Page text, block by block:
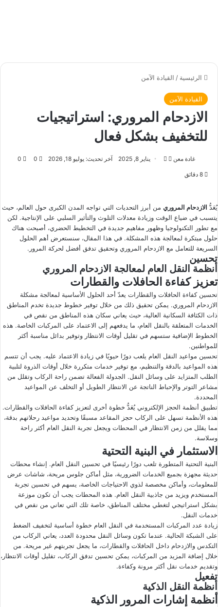
الرئيسية / القيادة الآمن
القيادة الآمن
الازدحام المروري: استراتيجيات
للتخفيف بشكل فعال
غادة معن
ت
ع
ل
ى
X
ر
ي
د
ا
إ
ل
ك
ت
ر
و
ن
يناير 8, 2025 آخر تحديث: يوليو 18, 2026 0
0
يُعَدُّ الازدحام المروري من أبرز التحديات التي تواجه المدن الكبرى حول العالم، حيث
يتسبب في ضياع الوقت وزيادة معدلات التلوث والتأثير السلبي على الإنتاجية. لكن
مع تطور التكنولوجيا وظهور مفاهيم جديدة في التخطيط الحضري، أصبحت هناك
حلول مبتكرة لمعالجة هذه المشكلة. في هذا المقال، سنستعرض أهم الحلول
السريعة للتعامل مع الازدحام المروري وتحقيق تدفق أفضل لحركة المرور.
تحسين
أنظمة النقل العام لمعالجة الازدحام المروري
تعزيز كفاءة الحافلات والقطارات
تحسين كفاءة الحافلات والقطارات يعدّ أحد الحلول الأساسية لمعالجة مشكلة
الازدحام المروري. يمكن تحقيق ذلك من خلال توفير خطوط جديدة تخدم المناطق
ذات الكثافة السكانية العالية، حيث يعاني سكان هذه المناطق من نقص في
الخدمات المتعلقة بالنقل العام، ما يدفعهم إلى الاعتماد على المركبات الخاصة. هذه
الخطوط الإضافية ستسهم في تقليل أوقات الانتظار وتوفير بدائل مناسبة أكثر
للمواطنين.
تحسين مواعيد النقل العام يلعب دورًا حيويًا في زيادة الاعتماد عليه. يجب أن تتسم
هذه المواعيد بالدقة والتنظيم، مع توفير خدمات متكررة خلال أوقات الذروة لتلبية
الطلب المتزايد على وسائل النقل. الجدولة الفعالة تضمن راحة الركاب وتقلل من
مشاعر التوتر والإحباط الناتجة عن الانتظار الطويل أو التخلف عن المواعيد
المحددة.
تطبيق أنظمة الحجز الإلكتروني يُعَدُّ خطوة أخرى لتعزيز كفاءة الحافلات والقطارات.
هذه الأنظمة تسهل على الركاب حجز المقاعد مسبقًا وتحديد مواعيد رحلاتهم بدقة،
مما يقلل من زمن الانتظار في المحطات ويجعل تجربة النقل العام أكثر راحة
وسلاسة.
الاستثمار في البنية التحتية
البنية التحتية المتطورة تلعب دورًا رئيسيًا في تحسين النقل العام. إنشاء محطات
حديثة مجهزة بجميع الخدمات الضرورية، مثل أماكن جلوس مريحة، شاشات عرض
للمعلومات، وأماكن مخصصة لذوي الاحتياجات الخاصة، يسهم في تحسين تجربة
المستخدم ويزيد من جاذبية النقل العام. هذه المحطات يجب أن تكون موزعة
بشكل استراتيجي لتغطي مختلف المناطق، خاصة تلك التي تعاني من نقص في
خدمات النقل.
زيادة عدد المركبات المستخدمة في النقل العام خطوة أساسية لتخفيف الضغط
على الشبكة الحالية. عندما تكون وسائل النقل محدودة العدد، يعاني الركاب من
التكدس والازدحام داخل الحافلات والقطارات، ما يجعل تجربتهم غير مريحة. من
خلال إضافة المزيد من المركبات، يمكن تحسين تدفق الركاب، تقليل أوقات الانتظار،
وتقديم خدمات نقل أكثر مرونة وكفاءة.
تفعيل
أنظمة النقل الذكية
أنظمة إشارات المرور الذكية